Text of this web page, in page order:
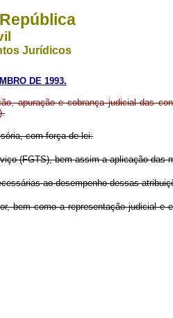
Jurídicos
DE 1993.
apuração e cobrança judicial das
com força de lei:
(FGTS), bem assim a aplicação das
ao desempenho dessas
bem como a representação judicial e